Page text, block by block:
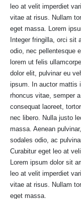
leo at velit imperdiet
vitae at risus. Nullam
eget massa. Lorem
Integer fringilla, orci sit
odio, nec pellentesque
lorem ut felis
dolor elit, pulvinar eu
ipsum. In auctor mattis
rhoncus vitae, semper
consequat laoreet,
nec libero. Nulla justo
massa. Aenean
sodales odio, ac
Curabitur eget leo at
Lorem ipsum dolor sit
leo at velit imperdiet
vitae at risus. Nullam
eget massa.